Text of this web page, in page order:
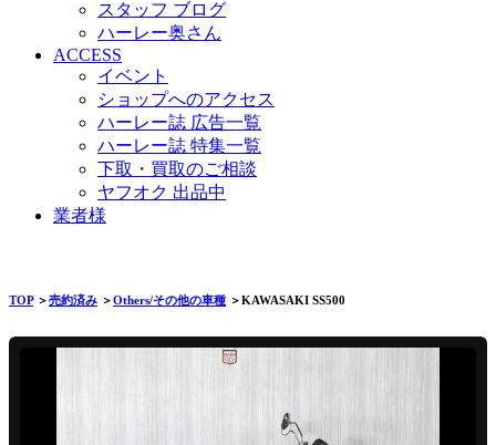
スタッフ ブログ
ハーレー奥さん
ACCESS
イベント
ショップへのアクセス
ハーレー誌 広告一覧
ハーレー誌 特集一覧
下取・買取のご相談
ヤフオク 出品中
業者様
TOP＞売約済み ＞Others/その他の車種 ＞KAWASAKI SS500